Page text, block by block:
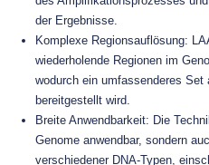
der Ergebnisse.
Komplexe Regionsauflösung:
wiederholende Regionen im
wodurch ein umfassenderes
bereitgestellt wird.
Breite Anwendbarkeit: Die
Genome anwendbar, sondern
verschiedener DNA-Typen,